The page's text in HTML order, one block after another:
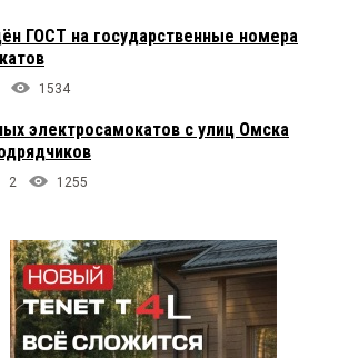
ГОСТ на государственные номера
1534
электросамокатов с улиц Омска
2 1255